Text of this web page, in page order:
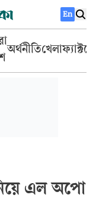
En
অর্থনীতিখেলা
এল অপো